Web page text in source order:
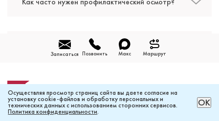
Дадаев Умар Саид-Альвиевич
Выдается ли план лечения после приема?
Награды нашей стоматологии
Записаться Позвонить Макс Маршрут
Осуществляя просмотр страниц сайта вы даете согласие на
установку cookie-файлов и обработку персональных и
технических данных с использованием сторонних сервисов.
Политика конфиденциальности.
ОК
РАССЧИТАТЬ ЦЕНУ ОНЛАЙН